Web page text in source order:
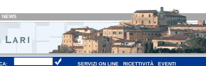
NEWS
SERVIZI ON LINE RICETTIVITÀ EVENTI